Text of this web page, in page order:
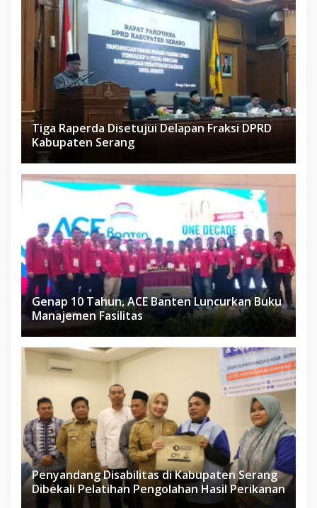
Tiga Raperda Disetujui Delapan Fraksi DPRD
Kabupaten Serang
Genap 10 Tahun, ACE Banten Luncurkan Buku
Manajemen Fasilitas
Penyandang Disabilitas di Kabupaten Serang
Dibekali Pelatihan Pengolahan Hasil Perikanan